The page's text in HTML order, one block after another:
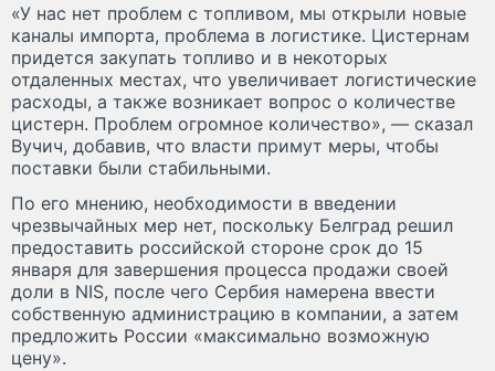
«У нас нет проблем с топливом, мы открыли новые
каналы импорта, проблема в логистике. Цистернам
придется закупать топливо и в некоторых
отдаленных местах, что увеличивает логистические
расходы, а также возникает вопрос о количестве
цистерн. Проблем огромное количество», — сказал
Вучич, добавив, что власти примут меры, чтобы
поставки были стабильными.
По его мнению, необходимости в введении
чрезвычайных мер нет, поскольку Белград решил
предоставить российской стороне срок до 15
января для завершения процесса продажи своей
доли в NIS, после чего Сербия намерена ввести
собственную администрацию в компании, а затем
предложить России «максимально возможную
цену».